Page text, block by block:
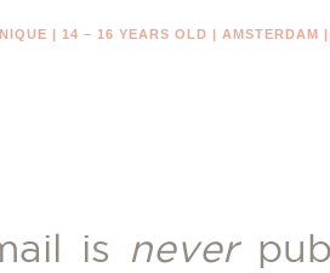
| 14 – 16 YEARS OLD |
is never